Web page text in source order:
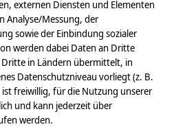
externen Diensten und Elementen
Analyse/Messung, der
sowie der Einbindung sozialer
werden dabei Daten an Dritte
in Ländern übermittelt, in
Datenschutzniveau vorliegt (z. B.
ist freiwillig, für die Nutzung unserer
und kann jederzeit über
werden.